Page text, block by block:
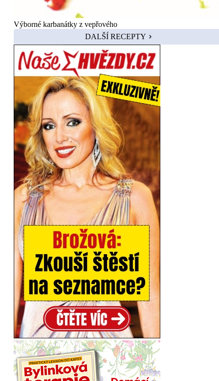
Výborné karbanátky z vepřového
DALŠÍ RECEPTY